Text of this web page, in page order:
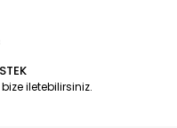
iletebilirsiniz.